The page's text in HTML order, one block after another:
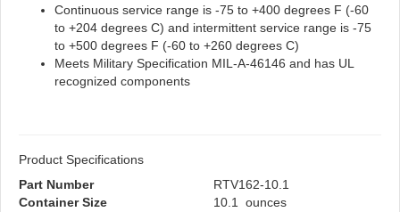
Continuous service range is -75 to +400 degrees F (-60
to +204 degrees C) and intermittent service range is -75
to +500 degrees F (-60 to +260 degrees C)
Meets Military Specification MIL-A-46146 and has UL
recognized components
Product Specifications
Part Number
RTV162-10.1
Container Size
10.1 ounces